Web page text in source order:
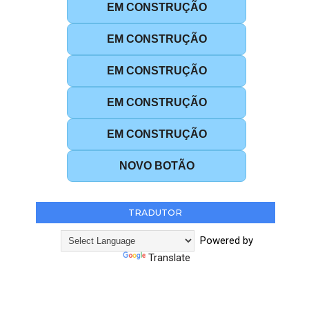
EM CONSTRUÇÃO
EM CONSTRUÇÃO
EM CONSTRUÇÃO
EM CONSTRUÇÃO
EM CONSTRUÇÃO
NOVO BOTÃO
TRADUTOR
Powered by
Translate